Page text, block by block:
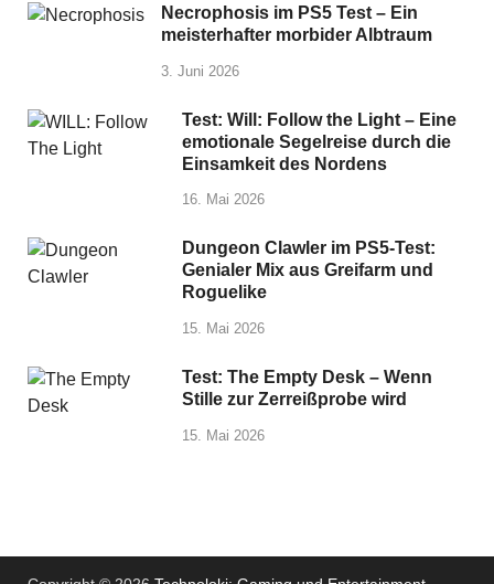
Necrophosis im PS5 Test – Ein
meisterhafter morbider Albtraum
3. Juni 2026
Test: Will: Follow the Light – Eine
emotionale Segelreise durch die
Einsamkeit des Nordens
16. Mai 2026
Dungeon Clawler im PS5-Test:
Genialer Mix aus Greifarm und
Roguelike
15. Mai 2026
Test: The Empty Desk – Wenn
Stille zur Zerreißprobe wird
15. Mai 2026